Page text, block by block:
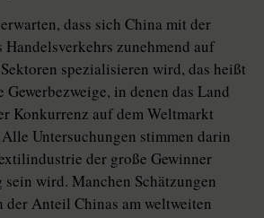
dass sich China mit der
zunehmend auf
spezialisieren wird, das heißt
in denen das Land
Konkurrenz auf dem Weltmarkt
Untersuchungen stimmen darin
der große Gewinner
wird. Manchen Schätzungen
der Anteil Chinas am weltweiten